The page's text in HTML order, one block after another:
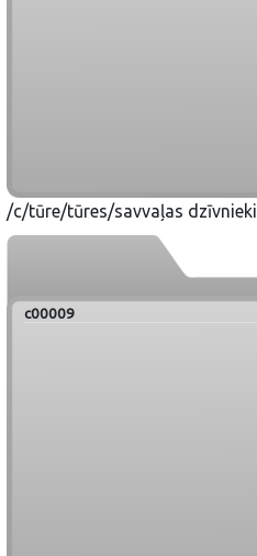
/c/tūre/tūres/savvaļas dzīvnieki
c00009